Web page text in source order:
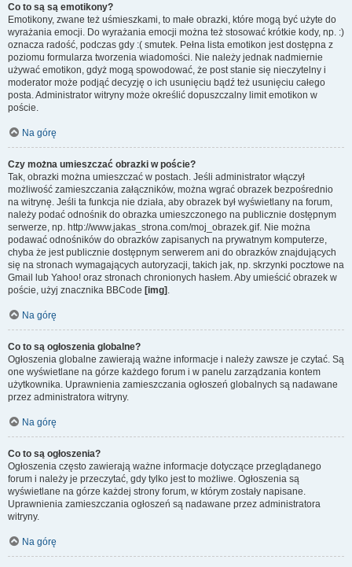
Co to są są emotikony?
Emotikony, zwane też uśmieszkami, to małe obrazki, które mogą być użyte do
wyrażania emocji. Do wyrażania emocji można też stosować krótkie kody, np. :)
oznacza radość, podczas gdy :( smutek. Pełna lista emotikon jest dostępna z
poziomu formularza tworzenia wiadomości. Nie należy jednak nadmiernie
używać emotikon, gdyż mogą spowodować, że post stanie się nieczytelny i
moderator może podjąć decyzję o ich usunięciu bądź też usunięciu całego
posta. Administrator witryny może określić dopuszczalny limit emotikon w
poście.
Na górę
Czy można umieszczać obrazki w poście?
Tak, obrazki można umieszczać w postach. Jeśli administrator włączył
możliwość zamieszczania załączników, można wgrać obrazek bezpośrednio
na witrynę. Jeśli ta funkcja nie działa, aby obrazek był wyświetlany na forum,
należy podać odnośnik do obrazka umieszczonego na publicznie dostępnym
serwerze, np. http://www.jakas_strona.com/moj_obrazek.gif. Nie można
podawać odnośników do obrazków zapisanych na prywatnym komputerze,
chyba że jest publicznie dostępnym serwerem ani do obrazków znajdujących
się na stronach wymagających autoryzacji, takich jak, np. skrzynki pocztowe na
Gmail lub Yahoo! oraz stronach chronionych hasłem. Aby umieścić obrazek w
poście, użyj znacznika BBCode [img] .
Na górę
Co to są ogłoszenia globalne?
Ogłoszenia globalne zawierają ważne informacje i należy zawsze je czytać. Są
one wyświetlane na górze każdego forum i w panelu zarządzania kontem
użytkownika. Uprawnienia zamieszczania ogłoszeń globalnych są nadawane
przez administratora witryny.
Na górę
Co to są ogłoszenia?
Ogłoszenia często zawierają ważne informacje dotyczące przeglądanego
forum i należy je przeczytać, gdy tylko jest to możliwe. Ogłoszenia są
wyświetlane na górze każdej strony forum, w którym zostały napisane.
Uprawnienia zamieszczania ogłoszeń są nadawane przez administratora
witryny.
Na górę